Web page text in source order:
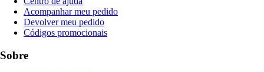
Acompanhar meu pedido
Devolver meu pedido
Códigos promocionais
Sobre